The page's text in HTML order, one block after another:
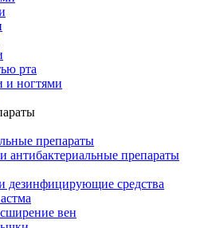
рта
и ногтями
препараты
антибактериальные препараты
дезинфицирующие средства
вен